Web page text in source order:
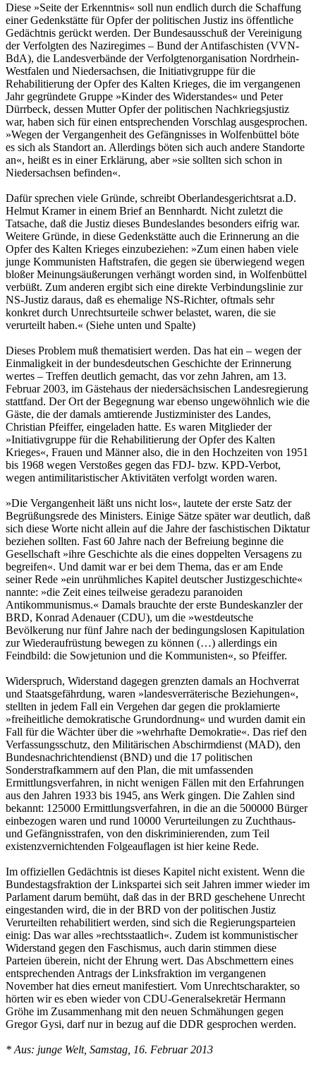
Diese »Seite der Erkenntnis« soll nun endlich durch die Schaffung
einer Gedenkstätte für Opfer der politischen Justiz ins öffentliche
Gedächtnis gerückt werden. Der Bundesausschuß der Vereinigung
der Verfolgten des Naziregimes – Bund der Antifaschisten (VVN-
BdA), die Landesverbände der Verfolgtenorganisation Nordrhein-
Westfalen und Niedersachsen, die Initiativgruppe für die
Rehabilitierung der Opfer des Kalten Krieges, die im vergangenen
Jahr gegründete Gruppe »Kinder des Widerstandes« und Peter
Dürrbeck, dessen Mutter Opfer der politischen Nachkriegsjustiz
war, haben sich für einen entsprechenden Vorschlag ausgesprochen.
»Wegen der Vergangenheit des Gefängnisses in Wolfenbüttel böte
es sich als Standort an. Allerdings böten sich auch andere Standorte
an«, heißt es in einer Erklärung, aber »sie sollten sich schon in
Niedersachsen befinden«.
Dafür sprechen viele Gründe, schreibt Oberlandesgerichtsrat a.D.
Helmut Kramer in einem Brief an Bennhardt. Nicht zuletzt die
Tatsache, daß die Justiz dieses Bundeslandes besonders eifrig war.
Weitere Gründe, in diese Gedenkstätte auch die Erinnerung an die
Opfer des Kalten Krieges einzubeziehen: »Zum einen haben viele
junge Kommunisten Haftstrafen, die gegen sie überwiegend wegen
bloßer Meinungsäußerungen verhängt worden sind, in Wolfenbüttel
verbüßt. Zum anderen ergibt sich eine direkte Verbindungslinie zur
NS-Justiz daraus, daß es ehemalige NS-Richter, oftmals sehr
konkret durch Unrechtsurteile schwer belastet, waren, die sie
verurteilt haben.« (Siehe unten und Spalte)
Dieses Problem muß thematisiert werden. Das hat ein – wegen der
Einmaligkeit in der bundesdeutschen Geschichte der Erinnerung
wertes – Treffen deutlich gemacht, das vor zehn Jahren, am 13.
Februar 2003, im Gästehaus der niedersächsischen Landesregierung
stattfand. Der Ort der Begegnung war ebenso ungewöhnlich wie die
Gäste, die der damals amtierende Justizminister des Landes,
Christian Pfeiffer, eingeladen hatte. Es waren Mitglieder der
»Initiativgruppe für die Rehabilitierung der Opfer des Kalten
Krieges«, Frauen und Männer also, die in den Hochzeiten von 1951
bis 1968 wegen Verstoßes gegen das FDJ- bzw. KPD-Verbot,
wegen antimilitaristischer Aktivitäten verfolgt worden waren.
»Die Vergangenheit läßt uns nicht los«, lautete der erste Satz der
Begrüßungsrede des Ministers. Einige Sätze später war deutlich, daß
sich diese Worte nicht allein auf die Jahre der faschistischen Diktatur
beziehen sollten. Fast 60 Jahre nach der Befreiung beginne die
Gesellschaft »ihre Geschichte als die eines doppelten Versagens zu
begreifen«. Und damit war er bei dem Thema, das er am Ende
seiner Rede »ein unrühmliches Kapitel deutscher Justizgeschichte«
nannte: »die Zeit eines teilweise geradezu paranoiden
Antikommunismus.« Damals brauchte der erste Bundeskanzler der
BRD, Konrad Adenauer (CDU), um die »westdeutsche
Bevölkerung nur fünf Jahre nach der bedingungslosen Kapitulation
zur Wiederaufrüstung bewegen zu können (…) allerdings ein
Feindbild: die Sowjetunion und die Kommunisten«, so Pfeiffer.
Widerspruch, Widerstand dagegen grenzten damals an Hochverrat
und Staatsgefährdung, waren »landesverräterische Beziehungen«,
stellten in jedem Fall ein Vergehen dar gegen die proklamierte
»freiheitliche demokratische Grundordnung« und wurden damit ein
Fall für die Wächter über die »wehrhafte Demokratie«. Das rief den
Verfassungsschutz, den Militärischen Abschirmdienst (MAD), den
Bundesnachrichtendienst (BND) und die 17 politischen
Sonderstrafkammern auf den Plan, die mit umfassenden
Ermittlungsverfahren, in nicht wenigen Fällen mit den Erfahrungen
aus den Jahren 1933 bis 1945, ans Werk gingen. Die Zahlen sind
bekannt: 125000 Ermittlungsverfahren, in die an die 500000 Bürger
einbezogen waren und rund 10000 Verurteilungen zu Zuchthaus-
und Gefängnisstrafen, von den diskriminierenden, zum Teil
existenzvernichtenden Folgeauflagen ist hier keine Rede.
Im offiziellen Gedächtnis ist dieses Kapitel nicht existent. Wenn die
Bundestagsfraktion der Linkspartei sich seit Jahren immer wieder im
Parlament darum bemüht, daß das in der BRD geschehene Unrecht
eingestanden wird, die in der BRD von der politischen Justiz
Verurteilten rehabilitiert werden, sind sich die Regierungsparteien
einig: Das war alles »rechtsstaatlich«. Zudem ist kommunistischer
Widerstand gegen den Faschismus, auch darin stimmen diese
Parteien überein, nicht der Ehrung wert. Das Abschmettern eines
entsprechenden Antrags der Linksfraktion im vergangenen
November hat dies erneut manifestiert. Vom Unrechtscharakter, so
hörten wir es eben wieder von CDU-Generalsekretär Hermann
Gröhe im Zusammenhang mit den neuen Schmähungen gegen
Gregor Gysi, darf nur in bezug auf die DDR gesprochen werden.
* Aus: junge Welt, Samstag, 16. Februar 2013